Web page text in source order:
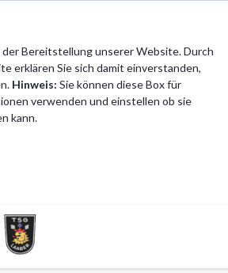
Bereitstellung unserer Website. Durch
erklären Sie sich damit einverstanden,
Hinweis: Sie können diese Box für
verwenden und einstellen ob sie
kann.